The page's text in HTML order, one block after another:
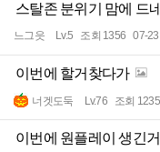
스탈존 분위기 맘에 드
느그읏 Lv.5 조회 1356 07-23
이번에 할거찾다가
너겟도둑 Lv.76 조회 1235
이번에 원플레이 생긴